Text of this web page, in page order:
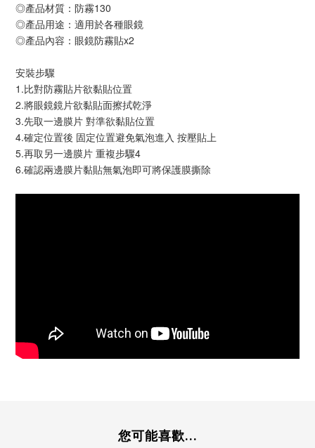
◎產品材質：防霧130
◎產品用途：適用於各種眼鏡
◎產品內容：眼鏡防霧貼x2
安裝步驟
1.比對防霧貼片欲黏貼位置
2.將眼鏡鏡片欲黏貼面擦拭乾淨
3.先取一邊膜片 對準欲黏貼位置
4.確定位置後 固定位置避免氣泡進入 按壓貼上
5.再取另一邊膜片 重複步驟4
6.確認兩邊膜片黏貼無氣泡即可將保護膜撕除
您可能喜歡...